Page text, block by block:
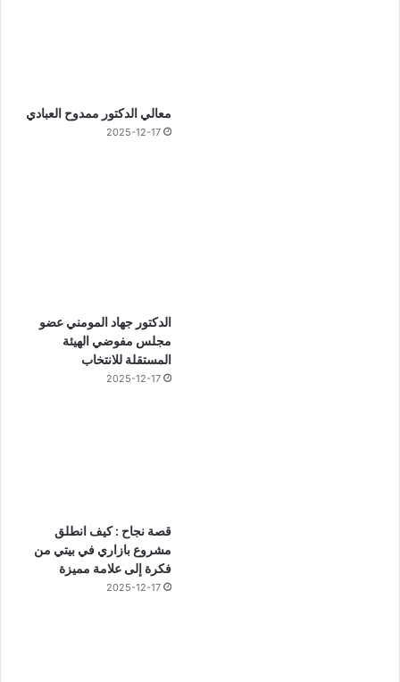
معالي الدكتور ممدوح العبادي
2025-12-17
الدكتور جهاد المومني عضو
مجلس مفوضي الهيئة
المستقلة للانتخاب
2025-12-17
قصة نجاح : كيف انطلق
مشروع بازاري في بيتي من
فكرة إلى علامة مميزة
2025-12-17